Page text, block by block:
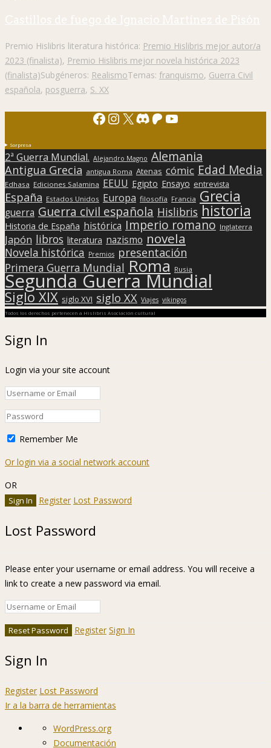
Castillos de fuego de Ignacio Martínez de Pisón
Premio Hislibris literatura histórica: Premio Hislibris mejor autor/a
2023 (finalista), Premio Hislibris mejor novela histórica 2023
(finalista)Subgéneros: RealismoTemas: franquismo, Guerra Civil
española, posguerra, S. XX
Facebook
Instagram
X Discord
Patreon
YouTube
Sorpresa
2ª Guerra Mundial. Alejandro Magno Alemania
Antigua Grecia antigua Roma Atenas cómic Edad Media
Edhasa Ediciones Salamina EEUU Egipto Ensayo entrevista
España Estados Unidos Europa filosofía Francia Grecia
guerra Guerra civil española Hislibris historia
Historia de España histórica Imperio romano Inglaterra
Japón libros literatura nazismo novela
Novela histórica Premios presentación
Primera Guerra Mundial Roma Rusia
Segunda Guerra Mundial
Siglo XIX siglo XVI siglo XX Viajes vikingos
Todos los derechos pertenecen a Hislibris Asociación cultural
Sign In
Login via your site account
Remember Me
Or login via a social network account
OR
Register Lost Password
Lost Password
Please enter your username or email address. You will receive a
link to create a new password via email.
Register Sign In
Sign In
Register Lost Password
Ir a la barra de herramientas
AcercaWordPress.org
Documentación